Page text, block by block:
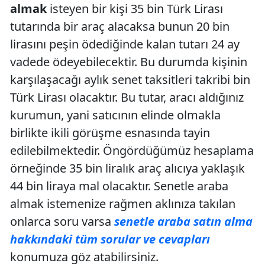
almakisteyen bir kişi 35 bin Türk Lirası
tutarında bir araç alacaksa bunun 20 bin
lirasını peşin ödediğinde kalan tutarı 24 ay
vadede ödeyebilecektir. Bu durumda kişinin
karşılaşacağı aylık senet taksitleri takribi bin
Türk Lirası olacaktır. Bu tutar, aracı aldığınız
kurumun, yani satıcının elinde olmakla
birlikte ikili görüşme esnasında tayin
edilebilmektedir. Öngördüğümüz hesaplama
örneğinde 35 bin liralık araç alıcıya yaklaşık
44 bin liraya mal olacaktır. Senetle araba
almak istemenize rağmen aklınıza takılan
onlarca soru varsa senetle araba satın alma
hakkındaki tüm sorular ve cevapları
konumuza göz atabilirsiniz.